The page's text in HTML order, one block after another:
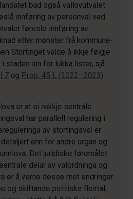
bad også vallovutvalet
innføring av personval ved
føreslo innføring av
etter mønster frå kommune-
Stortinget valde å ikkje følgje
staden inn for lukka lister, sjå
7 og Prop. 45 L (2022–2023)
er at ei rekkje sentrale
har parallell regulering i
av stortingsval er
enn for andre organ og
Det juridiske føremålet
delar av valordninga og
er å verne desse mot endringar
og skiftande politiske fleirtal,